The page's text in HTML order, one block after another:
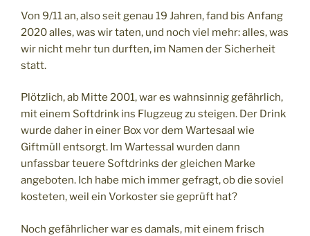
Von 9/11 an, also seit genau 19 Jahren, fand bis Anfang
2020 alles, was wir taten, und noch viel mehr: alles, was
wir nicht mehr tun durften, im Namen der Sicherheit
statt.
Plötzlich, ab Mitte 2001, war es wahnsinnig gefährlich,
mit einem Softdrink ins Flugzeug zu steigen. Der Drink
wurde daher in einer Box vor dem Wartesaal wie
Giftmüll entsorgt. Im Wartessal wurden dann
unfassbar teuere Softdrinks der gleichen Marke
angeboten. Ich habe mich immer gefragt, ob die soviel
kosteten, weil ein Vorkoster sie geprüft hat?
Noch gefährlicher war es damals, mit einem frisch